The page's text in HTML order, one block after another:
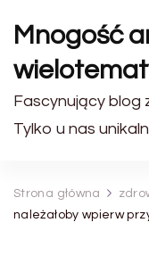
Mnogość
Fascynujący blog
Tylko u nas
Strona główna
należałoby wpierw